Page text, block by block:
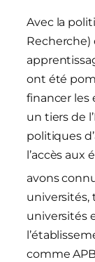
Avec la
ont été
financer les
un tiers de
politiques
l’accès
avons
universités,
universités
comme